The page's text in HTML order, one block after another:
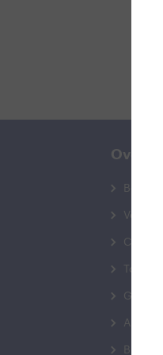
Over
Contact